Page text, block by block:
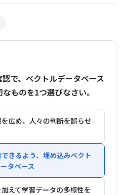
で、ベクトルデータベース
ものを1つ選びなさい。
広め、人々の判断を誤らせ
きるよう、埋め込みベクト
タベース
えて学習データの多様性を